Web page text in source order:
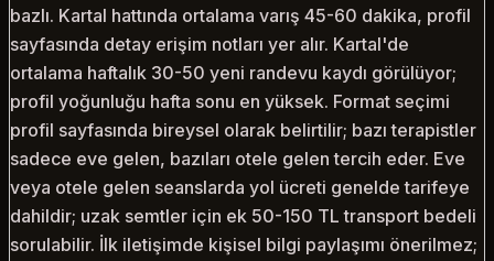
bazlı. Kartal hattında ortalama varış 45-60 dakika, profil
sayfasında detay erişim notları yer alır. Kartal'de
ortalama haftalık 30-50 yeni randevu kaydı görülüyor;
profil yoğunluğu hafta sonu en yüksek. Format seçimi
profil sayfasında bireysel olarak belirtilir; bazı terapistler
sadece eve gelen, bazıları otele gelen tercih eder. Eve
veya otele gelen seanslarda yol ücreti genelde tarifeye
dahildir; uzak semtler için ek 50-150 TL transport bedeli
sorulabilir. İlk iletişimde kişisel bilgi paylaşımı önerilmez;